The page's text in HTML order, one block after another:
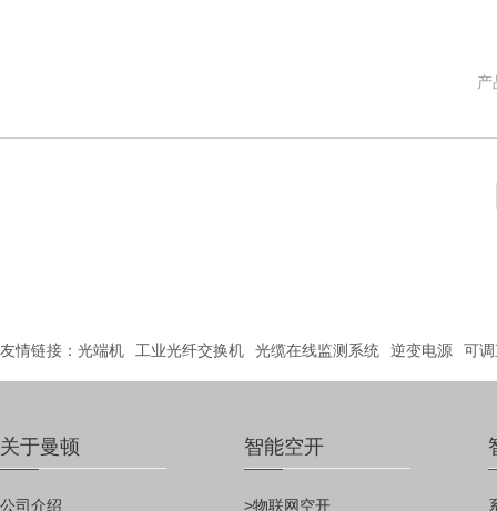
产
友情链接： 光端机 工业光纤交换机 光缆在线监测系统 逆变电源 可
关于曼顿
公司介绍
智能空开
>物联网空开